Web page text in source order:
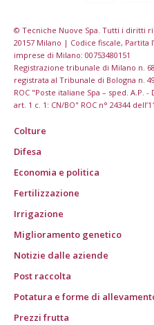
© Tecniche Nuove Spa. Tutti i diritti
20157 Milano | Codice fiscale, Partita
imprese di Milano: 00753480151
Registrazione tribunale di Milano n.
registrata al Tribunale di Bologna n.
ROC "Poste italiane Spa – sped. A.P. -
art. 1 c. 1: CN/BO" ROC n° 24344
Colture
Difesa
Economia e politica
Fertilizzazione
Irrigazione
Miglioramento genetico
Notizie dalle aziende
Post raccolta
Potatura e forme di
Prezzi frutta